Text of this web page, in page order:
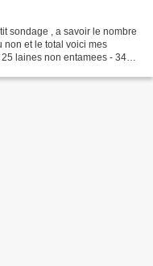
sondage , a savoir le nombre
non et le total voici mes
laines non entamees - 34